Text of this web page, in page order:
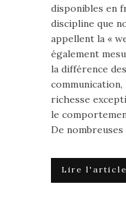
disponibles en
discipline que
appellent la «
également
la différence
richesse
le
De
Lire l'article